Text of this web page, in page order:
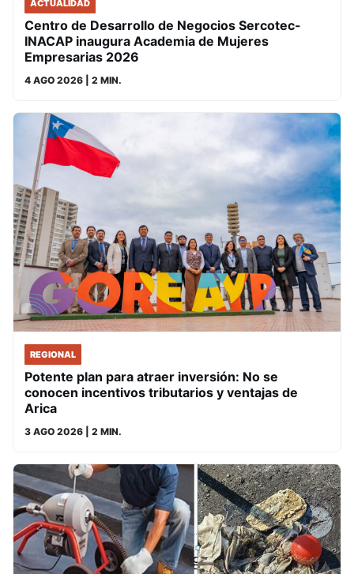
ACTUALIDAD
Centro de Desarrollo de Negocios Sercotec-
INACAP inaugura Academia de Mujeres
Empresarias 2026
4 AGO 2026 | 2 MIN.
REGIONAL
Potente plan para atraer inversión: No se
conocen incentivos tributarios y ventajas de
Arica
3 AGO 2026 | 2 MIN.